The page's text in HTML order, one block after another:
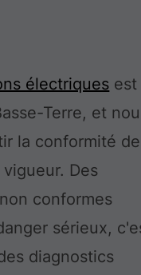
électriques est
Terre, et
la conformité
Des
conformes
sérieux,
diagnostics